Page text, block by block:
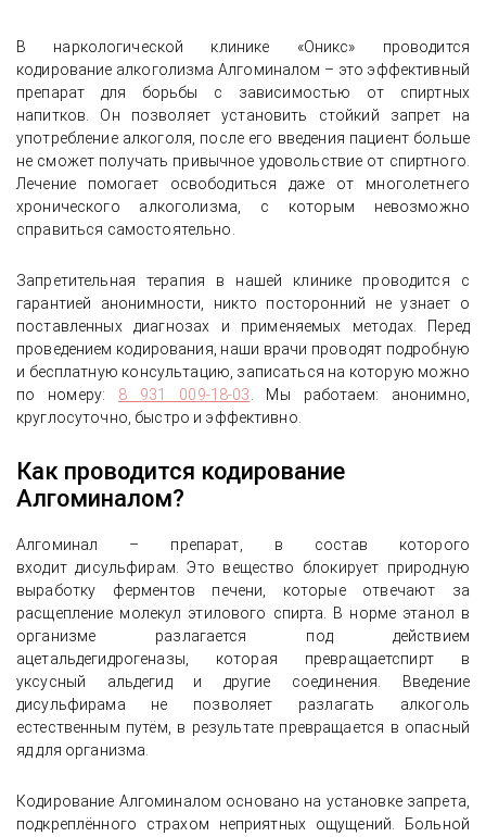
В наркологической клинике «Оникс» проводится
кодирование алкоголизма Алгоминалом – это эффективный
препарат для борьбы с зависимостью от спиртных
напитков. Он позволяет установить стойкий запрет на
употребление алкоголя, после его введения пациент больше
не сможет получать привычное удовольствие от спиртного.
Лечение помогает освободиться даже от многолетнего
хронического алкоголизма, с которым невозможно
справиться самостоятельно.
Запретительная терапия в нашей клинике проводится с
гарантией анонимности, никто посторонний не узнает о
поставленных диагнозах и применяемых методах. Перед
проведением кодирования, наши врачи проводят подробную
и бесплатную консультацию, записаться на которую можно
по номеру: 8 931 009-18-03 . Мы работаем: анонимно,
круглосуточно, быстро и эффективно.
Как проводится кодирование
Алгоминалом?
Алгоминал – препарат, в состав которого
входит дисульфирам. Это вещество блокирует природную
выработку ферментов печени, которые отвечают за
расщепление молекул этилового спирта. В норме этанол в
организме разлагается под действием
ацетальдегидрогеназы, которая превращаетспирт в
уксусный альдегид и другие соединения. Введение
дисульфирама не позволяет разлагать алкоголь
естественным путём, в результате превращается в опасный
яд для организма.
Кодирование Алгоминалом основано на установке запрета,
подкреплённого страхом неприятных ощущений. Больной